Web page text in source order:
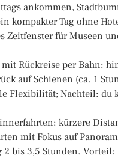
ankommen,
kompakter Tag ohne
Zeitfenster für Museen
Rückreise per Bahn:
auf Schienen (ca. 1
Flexibilität; Nachteil: du
kürzere
mit Fokus auf
bis 3,5 Stunden. Vorteil: